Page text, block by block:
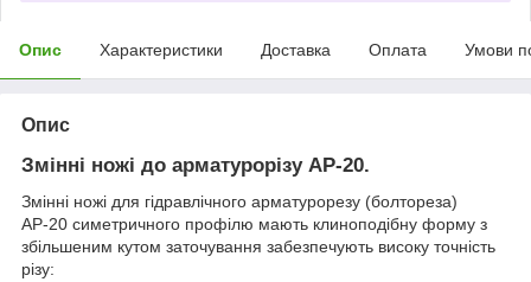
Опис Характеристики Доставка Оплата Умови
Опис
Змінні ножі до арматурорізу АР-20.
Змінні ножі для гідравлічного арматурорезу (болтореза)
АР-20 симетричного профілю мають клиноподібну форму з
збільшеним кутом заточування забезпечують високу точність
різу: